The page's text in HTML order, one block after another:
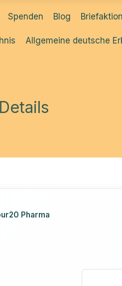
Spenden Blog Briefaktion
Allgemeine deutsche
Pharma